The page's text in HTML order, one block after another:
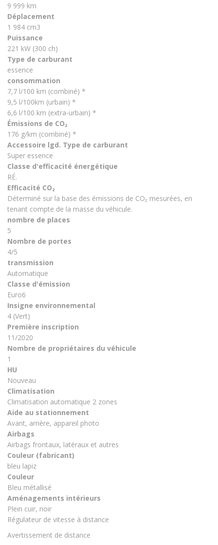
9 999 km
Déplacement
1 984 cm3
Puissance
221 kW (300 ch)
Type de carburant
essence
consommation
7,7 l/100 km (combiné) *
9,5 l/100km (urbain) *
6,6 l/100 km (extra-urbain) *
Émissions de CO₂
176 g/km (combiné) *
Accessoire lgd. Type de carburant
Super essence
Classe d'efficacité énergétique
RÉ.
Efficacité CO₂
Déterminé sur la base des émissions de CO₂ mesurées, en
tenant compte de la masse du véhicule.
nombre de places
5
Nombre de portes
4/5
transmission
Automatique
Classe d'émission
Euro6
Insigne environnemental
4 (Vert)
Première inscription
11/2020
Nombre de propriétaires du véhicule
1
HU
Nouveau
Climatisation
Climatisation automatique 2 zones
Aide au stationnement
Avant, arrière, appareil photo
Airbags
Airbags frontaux, latéraux et autres
Couleur (fabricant)
bleu lapiz
Couleur
Bleu métallisé
Aménagements intérieurs
Plein cuir, noir
Régulateur de vitesse à distance
Avertissement de distance